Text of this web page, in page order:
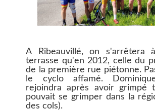
A Ribeauvillé, on s'arrêtera
terrasse qu'en 2012, celle du
de la première rue piétonne.
le cyclo affamé.
rejoindra après avoir grimpé
pouvait se grimper dans la
des cols).